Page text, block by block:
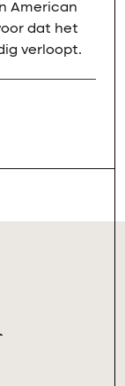
American
dat het
verloopt.